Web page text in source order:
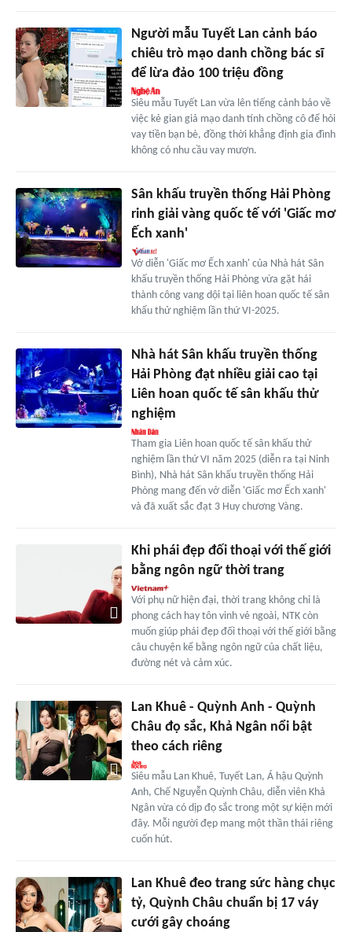
Người mẫu Tuyết Lan cảnh báo
chiêu trò mạo danh chồng bác sĩ
để lừa đảo 100 triệu đồng
Siêu mẫu Tuyết Lan vừa lên tiếng cảnh báo về
việc kẻ gian giả mạo danh tính chồng cô để hỏi
vay tiền bạn bè, đồng thời khẳng định gia đình
không có nhu cầu vay mượn.
Sân khấu truyền thống Hải Phòng
rinh giải vàng quốc tế với 'Giấc mơ
Ếch xanh'
Vở diễn 'Giấc mơ Ếch xanh' của Nhà hát Sân
khấu truyền thống Hải Phòng vừa gặt hái
thành công vang dội tại liên hoan quốc tế sân
khấu thử nghiệm lần thứ VI-2025.
Nhà hát Sân khấu truyền thống
Hải Phòng đạt nhiều giải cao tại
Liên hoan quốc tế sân khấu thử
nghiệm
Tham gia Liên hoan quốc tế sân khấu thử
nghiệm lần thứ VI năm 2025 (diễn ra tại Ninh
Bình), Nhà hát Sân khấu truyền thống Hải
Phòng mang đến vở diễn 'Giấc mơ Ếch xanh'
và đã xuất sắc đạt 3 Huy chương Vàng.
Khi phái đẹp đối thoại với thế giới
bằng ngôn ngữ thời trang
Với phụ nữ hiện đại, thời trang không chỉ là
phong cách hay tôn vinh vẻ ngoài, NTK còn
muốn giúp phái đẹp đối thoại với thế giới bằng
câu chuyện kể bằng ngôn ngữ của chất liệu,
đường nét và cảm xúc.
Lan Khuê - Quỳnh Anh - Quỳnh
Châu đọ sắc, Khả Ngân nổi bật
theo cách riêng
Siêu mẫu Lan Khuê, Tuyết Lan, Á hậu Quỳnh
Anh, Chế Nguyễn Quỳnh Châu, diễn viên Khả
Ngân vừa có dịp đọ sắc trong một sự kiện mới
đây. Mỗi người đẹp mang một thần thái riêng
cuốn hút.
Lan Khuê đeo trang sức hàng chục
tỷ, Quỳnh Châu chuẩn bị 17 váy
cưới gây choáng